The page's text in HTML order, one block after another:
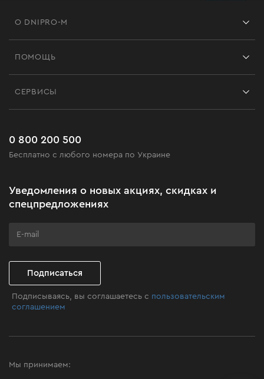
О DNIPRO-M
Черная пятница
Клуб мастерства
ПОМОЩЬ
Часто задаваемые вопросы
СЕРВИСЫ
0 800 200 500
Бесплатно с любого номера по Украине
Уведомления о новых акциях, скидках и
спецпредложениях
Подписаться
Подписываясь, вы соглашаетесь с пользовательским
соглашением
Мы принимаем: